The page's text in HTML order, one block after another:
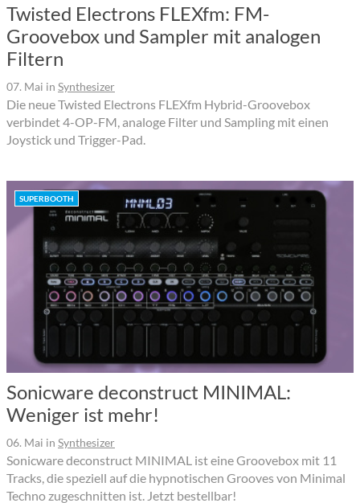
Twisted Electrons FLEXfm: FM-
Groovebox und Sampler mit analogen
Filtern
07. Mai in Synthesizer
Die neue Twisted Electrons FLEXfm Hybrid-Groovebox
verbindet 4-OP-FM, analoge Filter und Sampling mit einen
Joystick und Trigger-Pad.
SUPERBOOTH
Sonicware deconstruct MINIMAL:
Weniger ist mehr!
06. Mai in Synthesizer
Sonicware deconstruct MINIMAL ist eine Groovebox mit 11
Tracks, die speziell auf die hypnotischen Grooves von Minimal
Techno zugeschnitten ist. Jetzt bestellbar!